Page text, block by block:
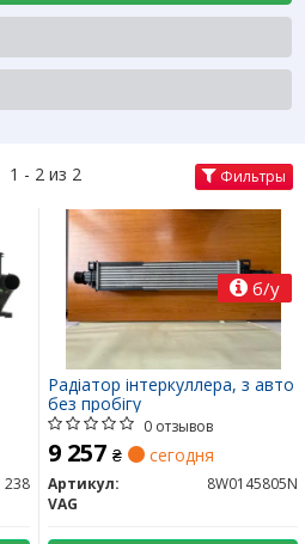
1 - 2 из 2 Фильтры
238
Радіатор інтеркуллера, з авто
без пробігу
0 отзывов
9 257 ₴ сегодня
Артикул:
8W0145805N
VAG
б/у